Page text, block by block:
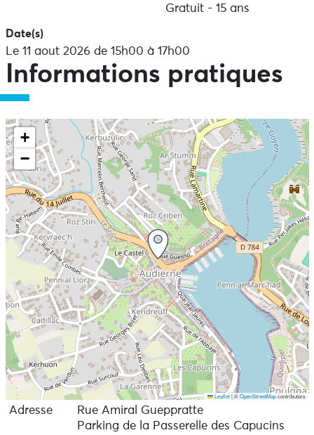
Gratuit - 15 ans
Date(s)
Le 11 aout 2026 de 15h00 à 17h00
Informations pratiques
+
−
Leaflet |©OpenStreetMapcontributors
Adresse
Rue Amiral Gueppratte
Parking de la Passerelle des Capucins